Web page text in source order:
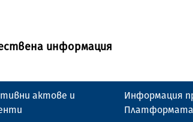
информация
актове и
Информация
Платформата